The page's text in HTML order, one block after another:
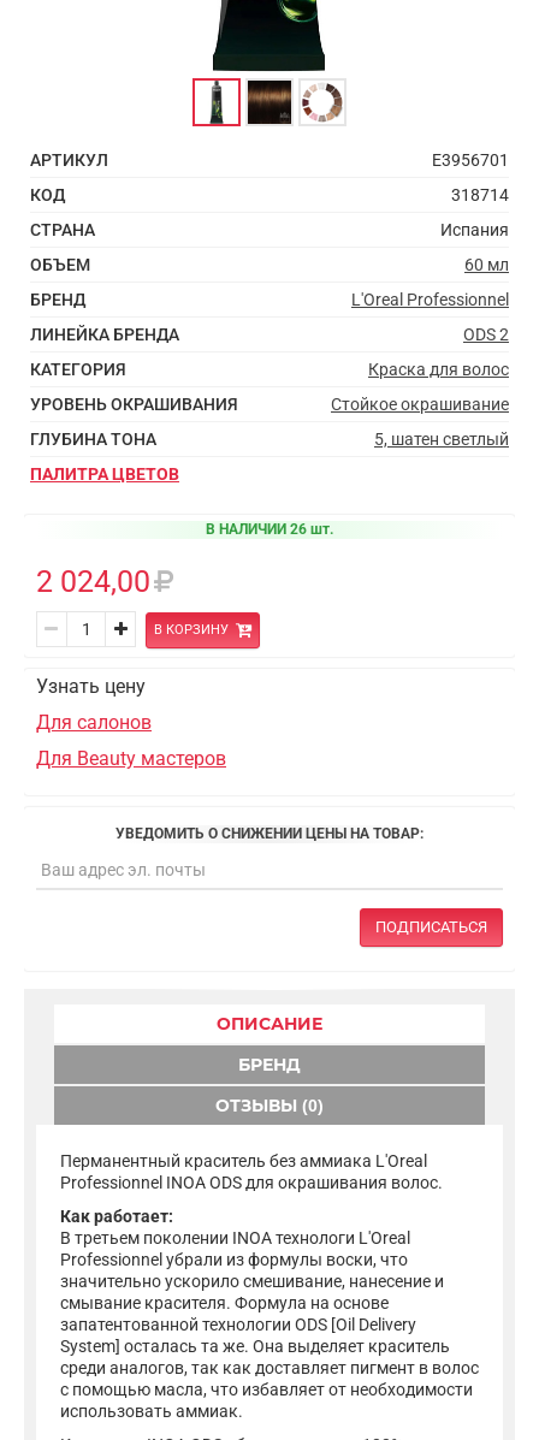
АРТИКУЛ
E3956701
КОД
318714
СТРАНА
Испания
ОБЪЕМ
60 мл
БРЕНД
L'Oreal Professionnel
ЛИНЕЙКА БРЕНДА
ODS 2
КАТЕГОРИЯ
Краска для волос
УРОВЕНЬ ОКРАШИВАНИЯ
Стойкое окрашивание
ГЛУБИНА ТОНА
5, шатен светлый
ПАЛИТРА ЦВЕТОВ
В НАЛИЧИИ 26 шт.
2 024,00
В КОРЗИНУ
Узнать цену
Для салонов
Для Beauty мастеров
УВЕДОМИТЬ О СНИЖЕНИИ ЦЕНЫ НА ТОВАР:
ПОДПИСАТЬСЯ
ОПИСАНИЕ
БРЕНД
ОТЗЫВЫ (0)
Перманентный краситель без аммиака L'Oreal
Professionnel INOA ODS для окрашивания волос.
Как работает:
В третьем поколении INOA технологи L'Oreal
Professionnel убрали из формулы воски, что
значительно ускорило смешивание, нанесение и
смывание красителя. Формула на основе
запатентованной технологии ODS [Oil Delivery
System] осталась та же. Она выделяет краситель
среди аналогов, так как доставляет пигмент в волос
с помощью масла, что избавляет от необходимости
использовать аммиак.